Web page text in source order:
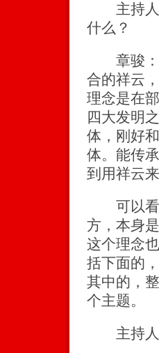
主持人
什么？
章骏：
合的祥云
理念是在
四大发明
体，刚好
体。能传
到用祥云来
可以看
方，本身
这个理念
括下面的
其中的，
个主题。
主持人